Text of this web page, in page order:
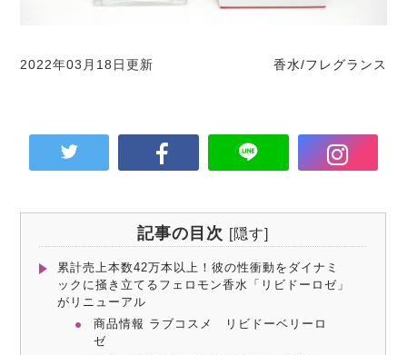
2022年03月18日更新 香水/フレグランス
記事の目次 [隠す]
累計売上本数42万本以上！彼の性衝動をダイナミ
ックに掻き立てるフェロモン香水「リビドーロゼ」
がリニューアル
商品情報 ラブコスメ リビドーベリーロ
ゼ